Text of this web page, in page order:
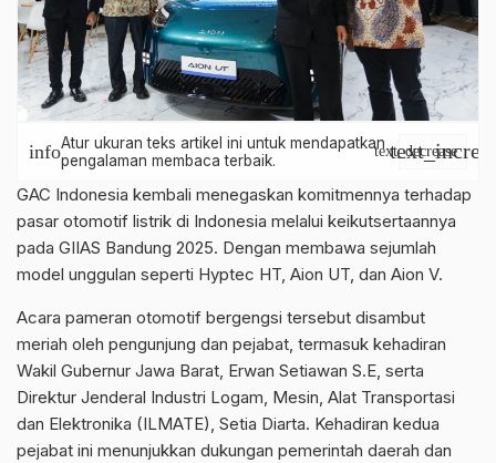
infoAtur ukuran teks artikel ini untuk mendapatkan
pengalaman membaca terbaik.
text_decrease
GAC Indonesia kembali menegaskan komitmennya terhadap
pasar otomotif listrik di Indonesia melalui keikutsertaannya
pada GIIAS Bandung 2025. Dengan membawa sejumlah
model unggulan seperti Hyptec HT, Aion UT, dan Aion V.
Acara pameran otomotif bergengsi tersebut disambut
meriah oleh pengunjung dan pejabat, termasuk kehadiran
Wakil Gubernur Jawa Barat, Erwan Setiawan S.E, serta
Direktur Jenderal Industri Logam, Mesin, Alat Transportasi
dan Elektronika (ILMATE), Setia Diarta. Kehadiran kedua
pejabat ini menunjukkan dukungan pemerintah daerah dan